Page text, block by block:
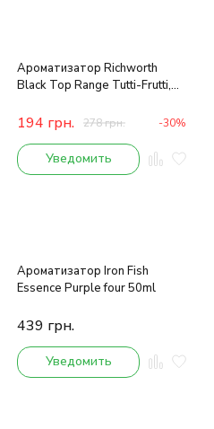
Ароматизатор Richworth
Black Top Range Tutti-Frutti,
194 грн. 278грн. -30%
Уведомить
Ароматизатор Iron Fish
Essence Purple four 50ml
439 грн.
Уведомить